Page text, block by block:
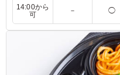
※選べるメインは「サバの
の照り焼き」か「豚の生姜
記プルダウンよりお選びく
コンデナスト・
14:00から
可
－ ◯